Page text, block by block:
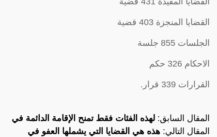
القضايا المنجزة 403 قضية
الجلسات 855 جلسة
الاحكام 326 حكم
القرارات 339 قرار.
المقال السابق: لهذه الفئات فقط تمنح الإقامة الدائمة في
المقال التالي: هذه هي القضايا التي يشملها العفو في